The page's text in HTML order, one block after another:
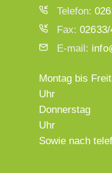
Telefon:
Fax:
E-mail:
Montag bis
Uhr
Donnerstag
Uhr
Sowie nach